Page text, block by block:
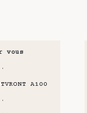
vous
A100